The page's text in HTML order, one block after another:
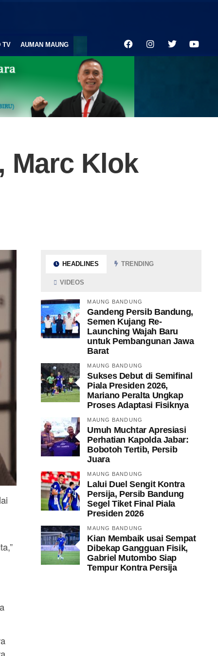
TV AUMAN MAUNG
Marc Klok
HEADLINES TRENDING
VIDEOS
MAUNG BANDUNG
Gandeng Persib Bandung,
Semen Kujang Re-
Launching Wajah Baru
untuk Pembangunan Jawa
Barat
MAUNG BANDUNG
Sukses Debut di Semifinal
Piala Presiden 2026,
Mariano Peralta Ungkap
Proses Adaptasi Fisiknya
MAUNG BANDUNG
Umuh Muchtar Apresiasi
Perhatian Kapolda Jabar:
Bobotoh Tertib, Persib
Juara
MAUNG BANDUNG
Lalui Duel Sengit Kontra
Persija, Persib Bandung
Segel Tiket Final Piala
Presiden 2026
MAUNG BANDUNG
Kian Membaik usai Sempat
Dibekap Gangguan Fisik,
Gabriel Mutombo Siap
Tempur Kontra Persija